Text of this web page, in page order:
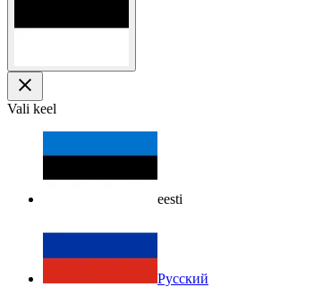
Vali keel
eesti
Русский